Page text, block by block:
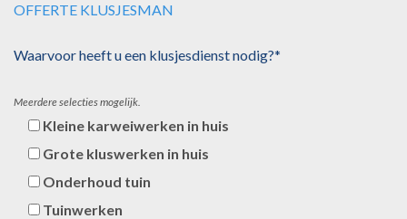
OFFERTE KLUSJESMAN
Waarvoor heeft u een klusjesdienst nodig?*
Meerdere selecties mogelijk.
Kleine karweiwerken in huis
Grote kluswerken in huis
Onderhoud tuin
Tuinwerken